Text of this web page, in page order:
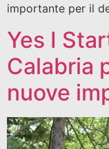
importante per il
Yes I
Calabria
nuove